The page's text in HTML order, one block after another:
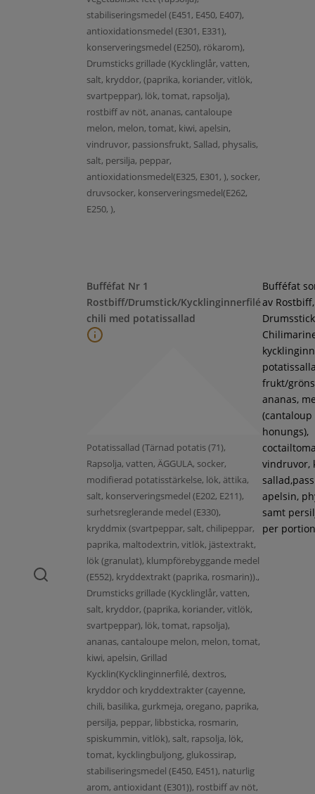
stabiliseringsmedel (E451, E450, E407),
antioxidationsmedel (E301, E331),
konserveringsmedel (E250), rökarom),
Drumsticks grillade (Kycklinglår, vatten,
salt, kryddor, (paprika, koriander, vitlök,
svartpeppar), lök, tomat, rapsolja),
rostbiff av nöt, ananas, cantaloupe
melon, melon, tomat, kiwi, apelsin,
vindruvor, passionsfrukt, Sallad, physalis,
salt, persilja, peppar,
antioxidationsmedel(E325, E301, ), socker,
druvsocker, konserveringsmedel(E262,
E250, ),
Bufféfat Nr 1
Rostbiff/Drumstick/Kycklinginnerfilé
chili med potatissallad
Potatissallad (Tärnad potatis (71),
Rapsolja, vatten, ÄGGULA, socker,
modifierad potatisstärkelse, lök, ättika,
salt, konserveringsmedel (E202, E211),
surhetsreglerande medel (E330),
kryddmix (svartpeppar, salt, chilipeppar,
paprika, maltodextrin, vitlök, jästextrakt,
lök (granulat), klumpförebyggande medel
(E552), kryddextrakt (paprika, rosmarin)).,
Drumsticks grillade (Kycklinglår, vatten,
salt, kryddor, (paprika, koriander, vitlök,
svartpeppar), lök, tomat, rapsolja),
ananas, cantaloupe melon, melon, tomat,
kiwi, apelsin, Grillad
Kycklin(Kycklinginnerfilé, dextros,
kryddor och kryddextrakter (cayenne,
chili, basilika, gurkmeja, oregano, paprika,
persilja, peppar, libbsticka, rosmarin,
spiskummin, vitlök), salt, rapsolja, lök,
tomat, kycklingbuljong, glukossirap,
stabiliseringsmedel (E450, E451), naturlig
arom, antioxidant (E301)), rostbiff av nöt,
Bufféfat
av Rostbiff,
frukt/
ananas,
(cantaloup
honungs),
vindruvor,
apelsin,
samt
per